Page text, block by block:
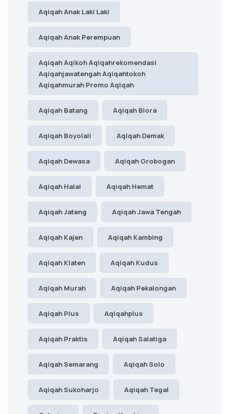
Aqiqah Anak Laki Laki
Aqiqah Anak Perempuan
Aqiqah Aqikoh Aqiqahrekomendasi
Aqiqahjawatengah Aqiqahtokoh
Aqiqahmurah Promo Aqiqah
Aqiqah Batang Aqiqah Blora
Aqiqah Boyolali Aqiqah Demak
Aqiqah Dewasa Aqiqah Grobogan
Aqiqah Halal Aqiqah Hemat
Aqiqah Jateng Aqiqah Jawa Tengah
Aqiqah Kajen Aqiqah Kambing
Aqiqah Klaten Aqiqah Kudus
Aqiqah Murah Aqiqah Pekalongan
Aqiqah Plus Aqiqahplus
Aqiqah Praktis Aqiqah Salatiga
Aqiqah Semarang Aqiqah Solo
Aqiqah Sukoharjo Aqiqah Tegal